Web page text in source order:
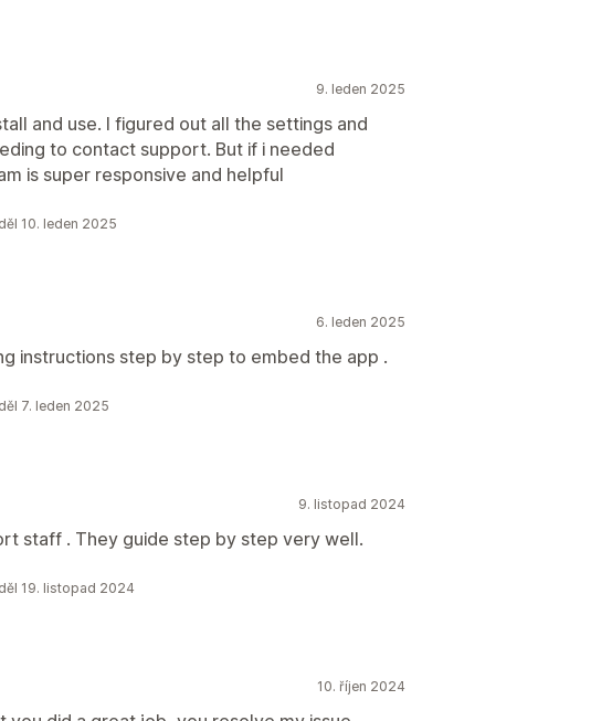
9. leden 2025
and use. I figured out all the settings and
to contact support. But if i needed
is super responsive and helpful
10. leden 2025
6. leden 2025
instructions step by step to embed the app .
7. leden 2025
9. listopad 2024
staff . They guide step by step very well.
19. listopad 2024
10. říjen 2024